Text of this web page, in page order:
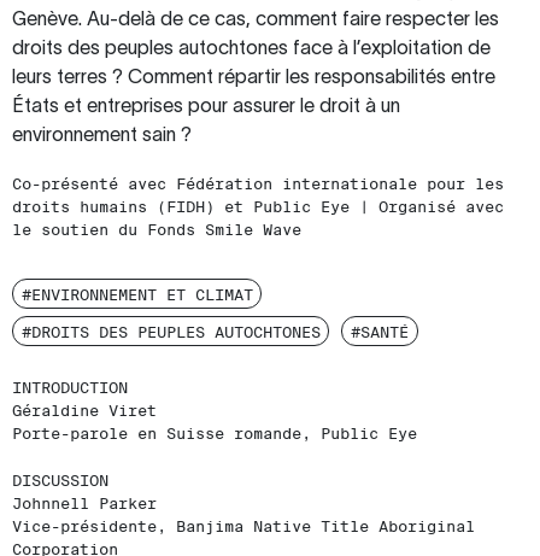
Genève. Au-delà de ce cas, comment faire respecter les
droits des peuples autochtones face à l’exploitation de
leurs terres ? Comment répartir les responsabilités entre
États et entreprises pour assurer le droit à un
environnement sain ?
Co-présenté avec Fédération internationale pour les
droits humains (FIDH) et Public Eye | Organisé avec
le soutien du Fonds Smile Wave
#ENVIRONNEMENT ET CLIMAT
#DROITS DES PEUPLES AUTOCHTONES #SANTÉ
INTRODUCTION
Géraldine Viret
Porte-parole en Suisse romande, Public Eye
DISCUSSION
Johnnell Parker
Vice-présidente, Banjima Native Title Aboriginal
Corporation